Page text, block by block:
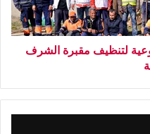
لتنظيف مقبرة الشرف